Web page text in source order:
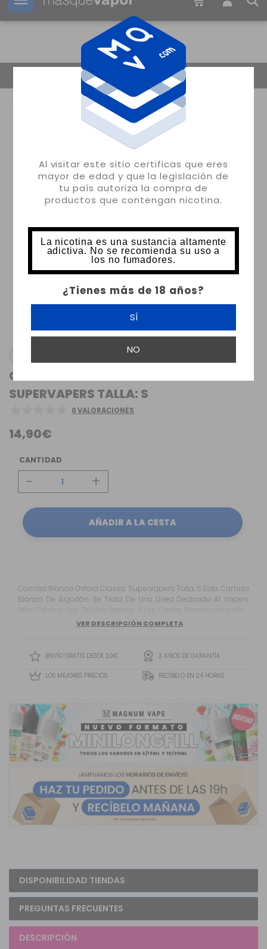
Al visitar este sitio certificas que eres
mayor de edad y que la legislación de
tu país autoriza la compra de
productos que contengan nicotina.
La nicotina es una sustancia altamente
adictiva. No se recomienda su uso a
los no fumadores.
¿Tienes más de 18 años?
SÍ
NO
Tu pedido puede ser enviado en 59m: 03s
CAMISA BLANCA OXFORD CLASSIC
SUPERVAPERS TALLA: S
0 VALORACIONES
14,90€
CANTIDAD
- +
AÑADIR A LA CESTA
Camisa Blanca Oxford Classic Supervapers Talla: S Esta Camisa
Blanca De Algodón. Se Trata De Una Línea Dedicada Al Vapers
Más Clásico, Los Tejidos Ligeros Y Los Cortes Desestructurados.
Esta Camisa Está Confeccionada En Blanco Con Tejido Oxford,
VER DESCRIPCIÓN COMPLETA
ENVÍO GRATIS DESDE 30€ 3 AÑOS DE GARANTÍA
LOS MEJORES PRECIOS RECÍBELO EN 24 HORAS
DISPONIBILIDAD TIENDAS
PREGUNTAS FRECUENTES
DESCRIPCIÓN